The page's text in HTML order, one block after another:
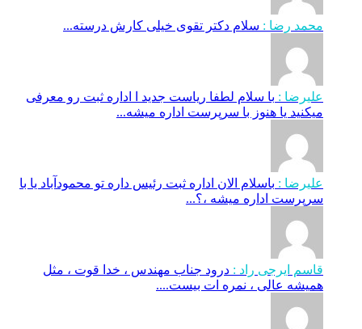
محمد رضا : سلام دکتر تقوی خیلی کارش درسته...
علیرضا : با سلام لطفا ریاست جدید ا اداره ثبت‌ رو معرفی
میکنید یا هنوز با سرپرست اداره‌ میشه...
علیرضا : باسلام الان اداره ثبت رئیس داره تو محمودآباد یا با
سرپرست اداره میشه ،؟...
قاسم ایرجی راد : درود جناب مهندس ، خدا قوت ، مثل
همیشه عالی ، نمره ات بیست....